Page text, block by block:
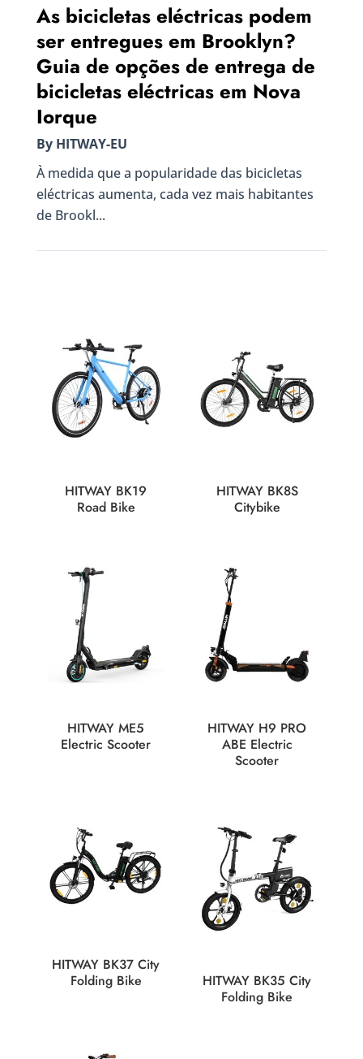
As bicicletas eléctricas podem
ser entregues em Brooklyn?
Guia de opções de entrega de
bicicletas eléctricas em Nova
Iorque
By HITWAY-EU
À medida que a popularidade das bicicletas
eléctricas aumenta, cada vez mais habitantes
de Brookl...
HITWAY BK19
Road Bike
HITWAY BK8S
Citybike
HITWAY ME5
Electric Scooter
HITWAY H9 PRO
ABE Electric
Scooter
HITWAY BK37 City
Folding Bike
HITWAY BK35 City
Folding Bike